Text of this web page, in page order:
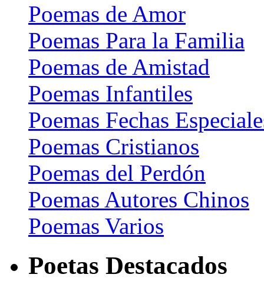
Poemas de Amor
Poemas Para la Familia
Poemas de Amistad
Poemas Infantiles
Poemas Fechas
Poemas Cristianos
Poemas del Perdón
Poemas Autores Chinos
Poemas Varios
Poetas Destacados